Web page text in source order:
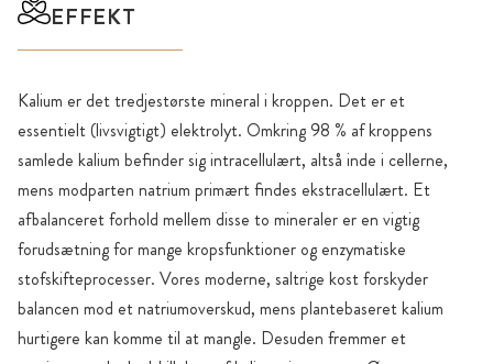
EFFEKT
Kalium er det tredjestørste mineral i kroppen. Det er et
essentielt (livsvigtigt) elektrolyt. Omkring 98 % af kroppens
samlede kalium befinder sig intracellulært, altså inde i cellerne,
mens modparten natrium primært findes ekstracellulært. Et
afbalanceret forhold mellem disse to mineraler er en vigtig
forudsætning for mange kropsfunktioner og enzymatiske
stofskifteprocesser. Vores moderne, saltrige kost forskyder
balancen mod et natriumoverskud, mens plantebaseret kalium
hurtigere kan komme til at mangle. Desuden fremmer et